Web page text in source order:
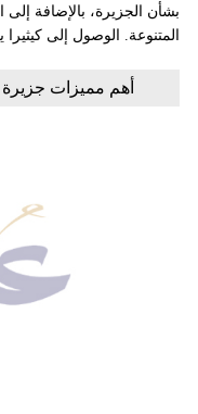
بشأن الجزيرة، بالإضافة
المتنوعة. الوصول إلى كيثيرا
أهم مميزات جزيرة